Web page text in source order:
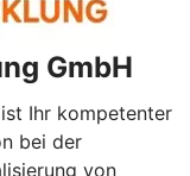
GmbH
Ihr kompetenter
bei der
von